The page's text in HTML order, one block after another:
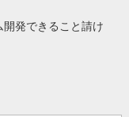
発できること請け